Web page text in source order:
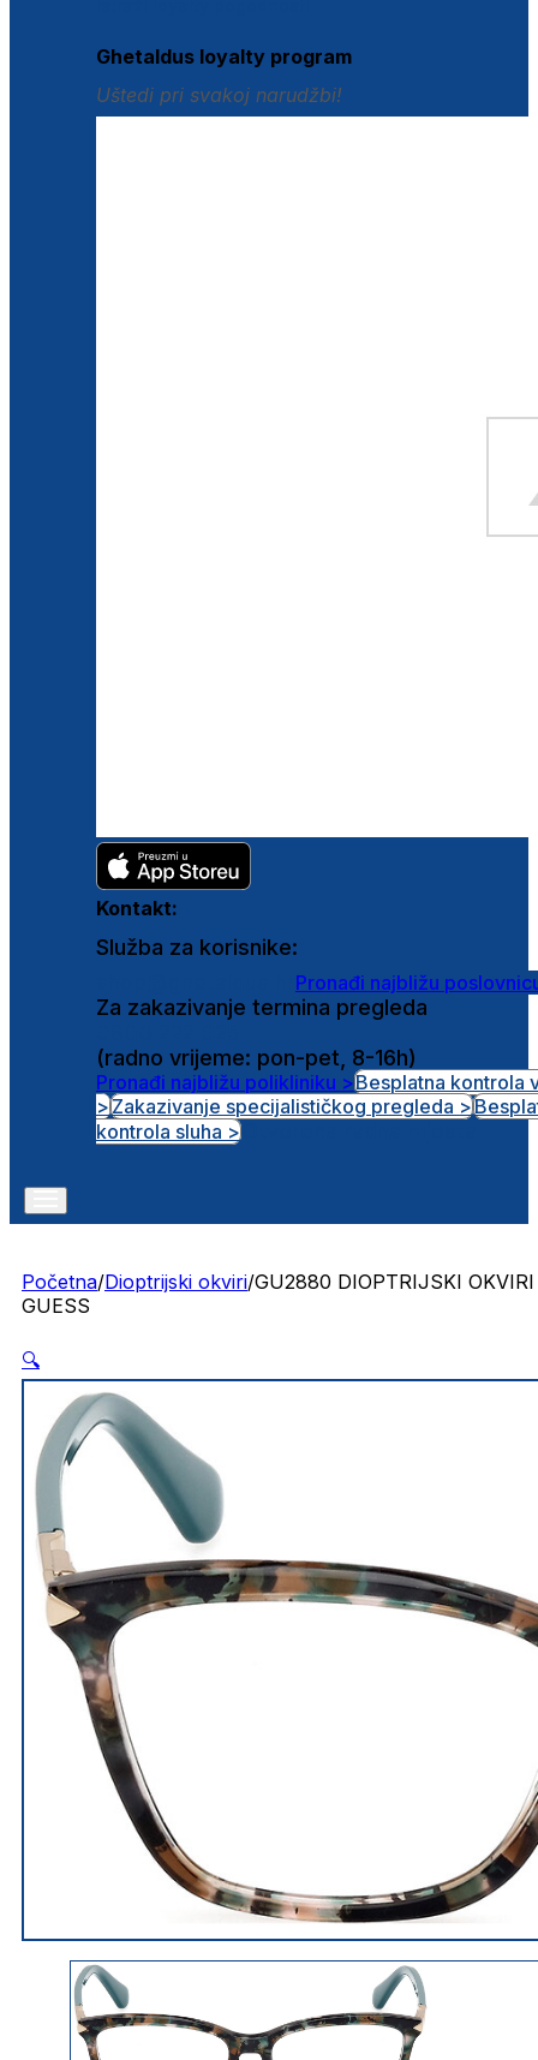
Ghetaldus loyalty program
Uštedi pri svakoj narudžbi!
Kontakt:
Služba za korisnike:
Pronađi najbližu
Za zakazivanje termina pregleda
(radno vrijeme: pon-pet, 8-16h)
Pronađi najbližu polikliniku >Besplatna kontrola
>Zakazivanje specijalističkog pregleda >
kontrola sluha >
Početna/Dioptrijski okviri/GU2880 DIOPTRIJSKI OKVIRI
GUESS
🔍